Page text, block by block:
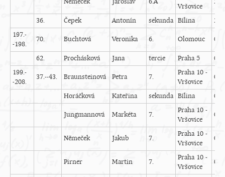
Němeček Jaroslav 6.A
Vršovice
2
36. Čepek Antonín sekunda Bílina
2
197.-
-198.
70. Buchtová Veronika 6. Olomouc 0
62. Prochásková Jana tercie Praha 5
0
199.-
-208.
37.--43. Braunsteinová Petra 7.
Praha 10 -
Vršovice
0
Horáčková Kateřina sekunda Bílina 0
Jungmannová Markéta 7.
Praha 10 -
Vršovice
0
Němeček Jakub 7.
Praha 10 -
Vršovice
0
Pirner Martin 7.
Praha 10 -
Vršovice
0